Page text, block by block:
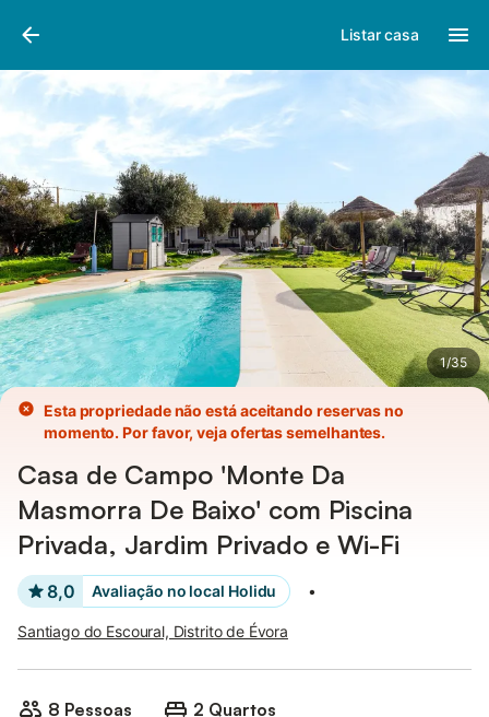
Listar casa
1/35
Fotos
Esta propriedade não está aceitando reservas no
momento. Por favor, veja ofertas semelhantes.
Casa de Campo 'Monte Da
Masmorra De Baixo' com Piscina
Privada, Jardim Privado e Wi-Fi
8,0 Avaliação no local Holidu •
Santiago do Escoural, Distrito de Évora
8 Pessoas
2 Quartos